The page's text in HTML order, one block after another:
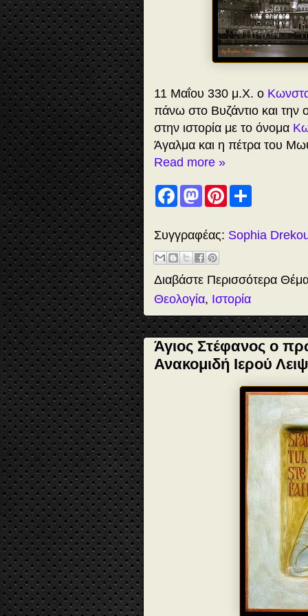
11 Μαΐου 330 μ.Χ. ο
πάνω στο Βυζάντιο και
στην ιστορία με το όνομα
Άγαλμα και η πέτρα του
Read more »
F
a
b
o
o
k
M
a
o
o
n
P
e
t
e
Συγγραφέας: Sophia
Διαβάστε Περισσότερα
Θεολογία, Ιστορία
Άγιος Στέφανος ο
Ανακομιδή Ιερού